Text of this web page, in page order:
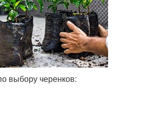
выбору черенков: